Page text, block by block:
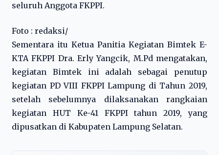
seluruh Anggota FKPPI.
Foto : redaksi/
Sementara itu Ketua Panitia Kegiatan Bimtek E-
KTA FKPPI Dra. Erly Yangcik, M.Pd mengatakan,
kegiatan Bimtek ini adalah sebagai penutup
kegiatan PD VIII FKPPI Lampung di Tahun 2019,
setelah sebelumnya dilaksanakan rangkaian
kegiatan HUT Ke-41 FKPPI tahun 2019, yang
dipusatkan di Kabupaten Lampung Selatan.